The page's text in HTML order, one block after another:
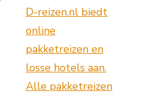
D-reizen.nl biedt
online
pakketreizen en
losse hotels aan.
Alle pakketreizen